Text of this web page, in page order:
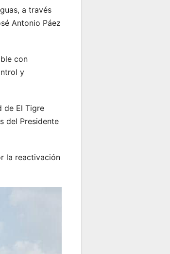
a través
Antonio Páez
con
y
de El Tigre
del Presidente
la reactivación